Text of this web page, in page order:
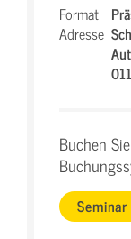
Format
Adresse
Buchen